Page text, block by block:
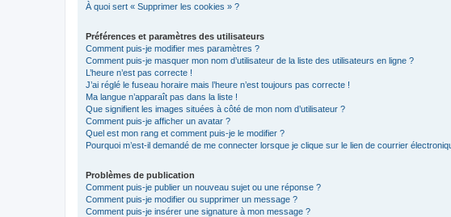
À quoi sert « Supprimer les cookies » ?
Préférences et paramètres des utilisateurs
Comment puis-je modifier mes paramètres ?
Comment puis-je masquer mon nom d’utilisateur de la liste des utilisateurs en ligne ?
L’heure n’est pas correcte !
J’ai réglé le fuseau horaire mais l’heure n’est toujours pas correcte !
Ma langue n’apparaît pas dans la liste !
Que signifient les images situées à côté de mon nom d’utilisateur ?
Comment puis-je afficher un avatar ?
Quel est mon rang et comment puis-je le modifier ?
Pourquoi m’est-il demandé de me connecter lorsque je clique sur le lien de courrier
Problèmes de publication
Comment puis-je publier un nouveau sujet ou une réponse ?
Comment puis-je modifier ou supprimer un message ?
Comment puis-je insérer une signature à mon message ?